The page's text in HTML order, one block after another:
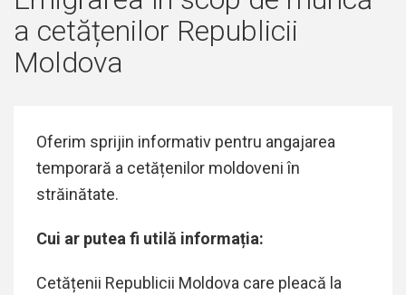
a cetățenilor Republicii
Moldova
Oferim sprijin informativ pentru angajarea
temporară a cetățenilor moldoveni în
străinătate.
Cui ar putea fi utilă informația:
Cetățenii Republicii Moldova care pleacă la